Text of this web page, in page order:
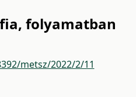
folyamatban
metsz/2022/2/11